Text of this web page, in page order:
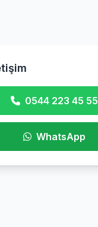
0544 223 45 55
WhatsApp